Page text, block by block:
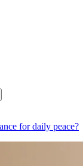
for daily peace?